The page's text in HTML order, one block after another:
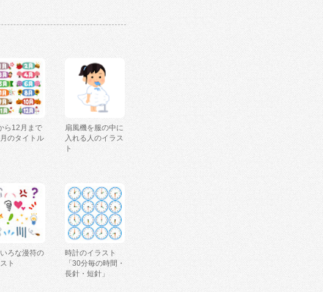
ら12月まで
のタイトル
扇風機を服の中に
入れる人のイラス
ト
ろな漫符の
ト
時計のイラスト
「30分毎の時間・
長針・短針」